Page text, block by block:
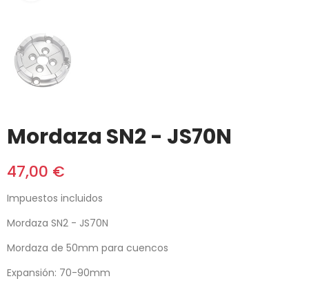
Mordaza SN2 - JS70N
47,00 €
Impuestos incluidos
Mordaza SN2 - JS70N
Mordaza de 50mm para cuencos
Expansión: 70-90mm